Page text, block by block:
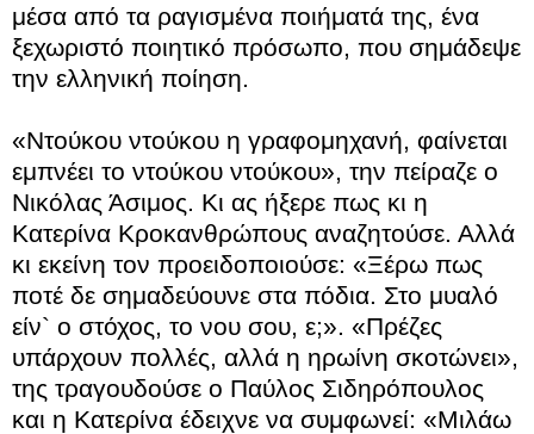
μέσα από τα ραγισμένα ποιήματά της, ένα
ξεχωριστό ποιητικό πρόσωπο, που σημάδεψε
την ελληνική ποίηση.
«Ντούκου ντούκου η γραφομηχανή, φαίνεται
εμπνέει το ντούκου ντούκου», την πείραζε ο
Νικόλας Άσιμος. Κι ας ήξερε πως κι η
Κατερίνα Κροκανθρώπους αναζητούσε. Αλλά
κι εκείνη τον προειδοποιούσε: «Ξέρω πως
ποτέ δε σημαδεύουνε στα πόδια. Στο μυαλό
είν` ο στόχος, το νου σου, ε;». «Πρέζες
υπάρχουν πολλές, αλλά η ηρωίνη σκοτώνει»,
της τραγουδούσε ο Παύλος Σιδηρόπουλος
και η Κατερίνα έδειχνε να συμφωνεί: «Μιλάω